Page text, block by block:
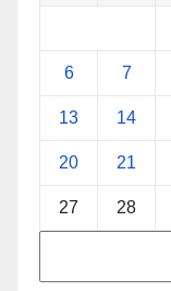
6 7
13 14
20 21
27 28